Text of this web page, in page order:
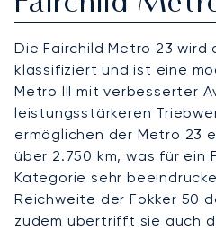
Die Fairchild Metro 23 wird
klassifiziert und ist eine
Metro III mit verbesserter
leistungsstärkeren
ermöglichen der Metro 23
über 2.750 km, was für ein
Kategorie sehr
Reichweite der Fokker 50
zudem übertrifft sie auch